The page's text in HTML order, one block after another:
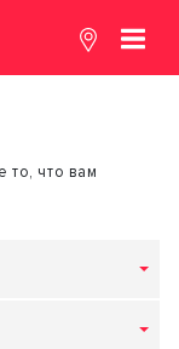
то, что вам